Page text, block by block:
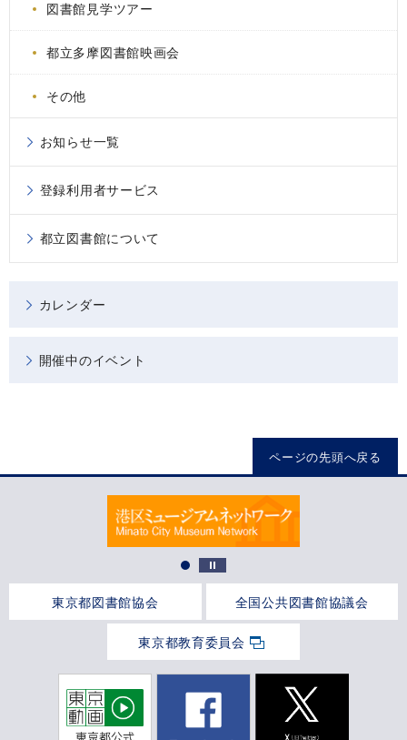
図書館見学ツアー
都立多摩図書館映画会
その他
お知らせ一覧
登録利用者サービス
都立図書館について
カレンダー
開催中のイベント
ページの先頭へ戻る
東京都図書館協会 全国公共図書館協議会
東京都教育委員会